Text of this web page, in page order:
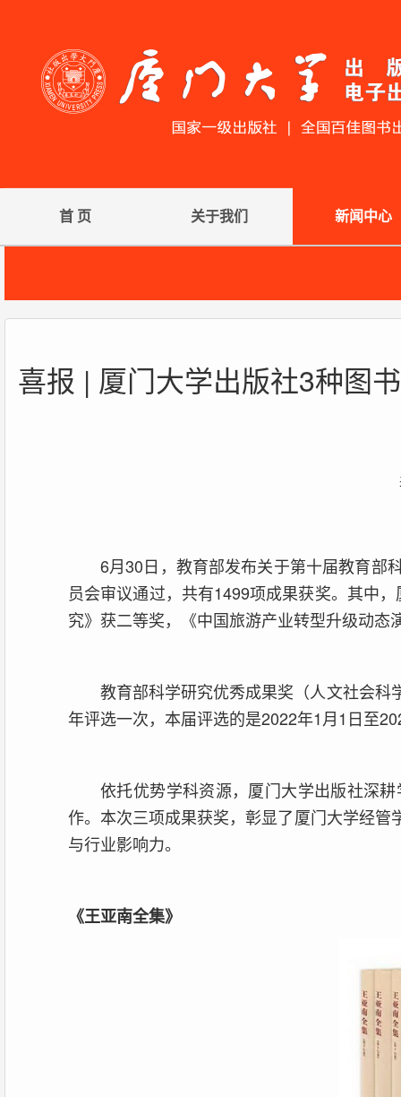
首 页 关于我们 新闻中心
喜报 | 厦门大学出版社3种图
6月30日，教育部发布关于第十届教育部
员会审议通过，共有1499项成果获奖。其中
究》获二等奖，《中国旅游产业转型升级动态
教育部科学研究优秀成果奖（人文社会
年评选一次，本届评选的是2022年1月1日至
依托优势学科资源，厦门大学出版社深
作。本次三项成果获奖，彰显了厦门大学经
与行业影响力。
《王亚南全集》